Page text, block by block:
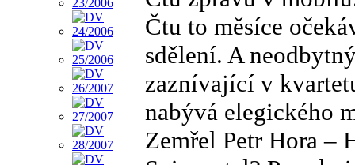
Čtu to měsíce
sdělení. A
zaznívající v
nabývá elegického
Zemřel Petr Hora –